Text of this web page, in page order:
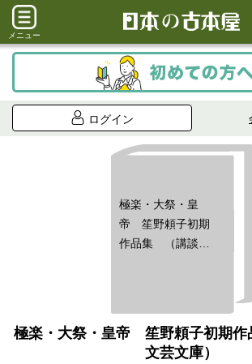
メニュー
ログイン
極楽・大祭・皇
帝 笙野頼子初期
作品集 （講談社
極楽・大祭・皇帝 笙野頼子初期
文芸文庫）